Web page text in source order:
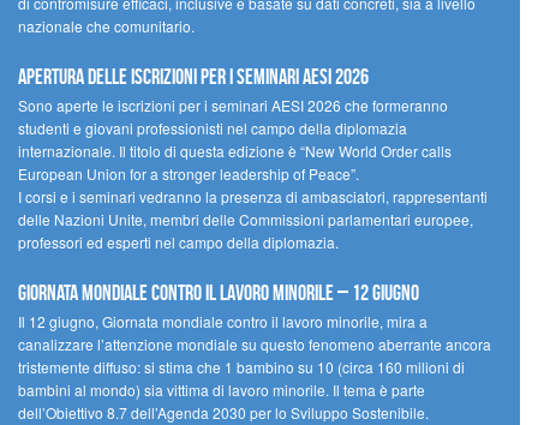
nazionale che comunitario.
Apertura delle iscrizioni per i seminari AESI 2026
Sono aperte le iscrizioni per i seminari AESI 2026 che formeranno
studenti e giovani professionisti nel campo della diplomazia
internazionale. Il titolo di questa edizione è “New World Order calls
European Union for a stronger leadership of Peace”.
I corsi e i seminari vedranno la presenza di ambasciatori, rappresentanti
delle Nazioni Unite, membri delle Commissioni parlamentari europee,
professori ed esperti nel campo della diplomazia.
Giornata mondiale contro il lavoro minorile – 12 giugno
Il 12 giugno, Giornata mondiale contro il lavoro minorile, mira a
canalizzare l’attenzione mondiale su questo fenomeno aberrante ancora
tristemente diffuso: si stima che 1 bambino su 10 (circa 160 milioni di
bambini al mondo) sia vittima di lavoro minorile. Il tema è parte
dell’Obiettivo 8.7 dell’Agenda 2030 per lo Sviluppo Sostenibile.